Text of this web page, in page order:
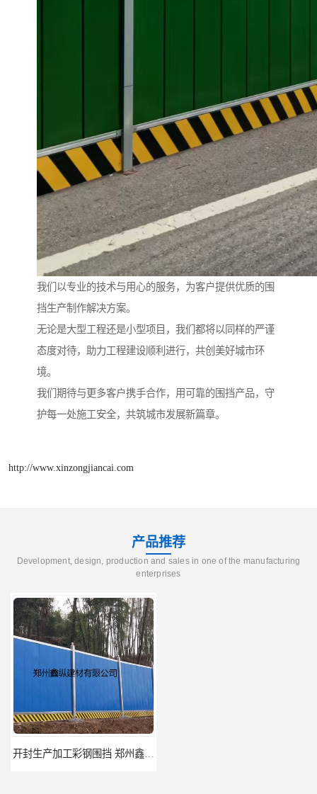
我们以专业的技术与用心的服务，为客户提供优质的围
挡生产制作解决方案。
无论是大型工程还是小型项目，我们都将以同样的严谨
态度对待，助力工程建设顺利进行，共创美好城市环
境。
我们期待与更多客户携手合作，用可靠的围挡产品，守
护每一处施工安全，共筑城市发展新篇章。
http://www.xinzongjiancai.com
产品推荐
Development, design, production and sales in one of the manufacturing
enterprises
开封生产加工彩钢围挡 郑州鑫纵 质量好 鑫纵建材